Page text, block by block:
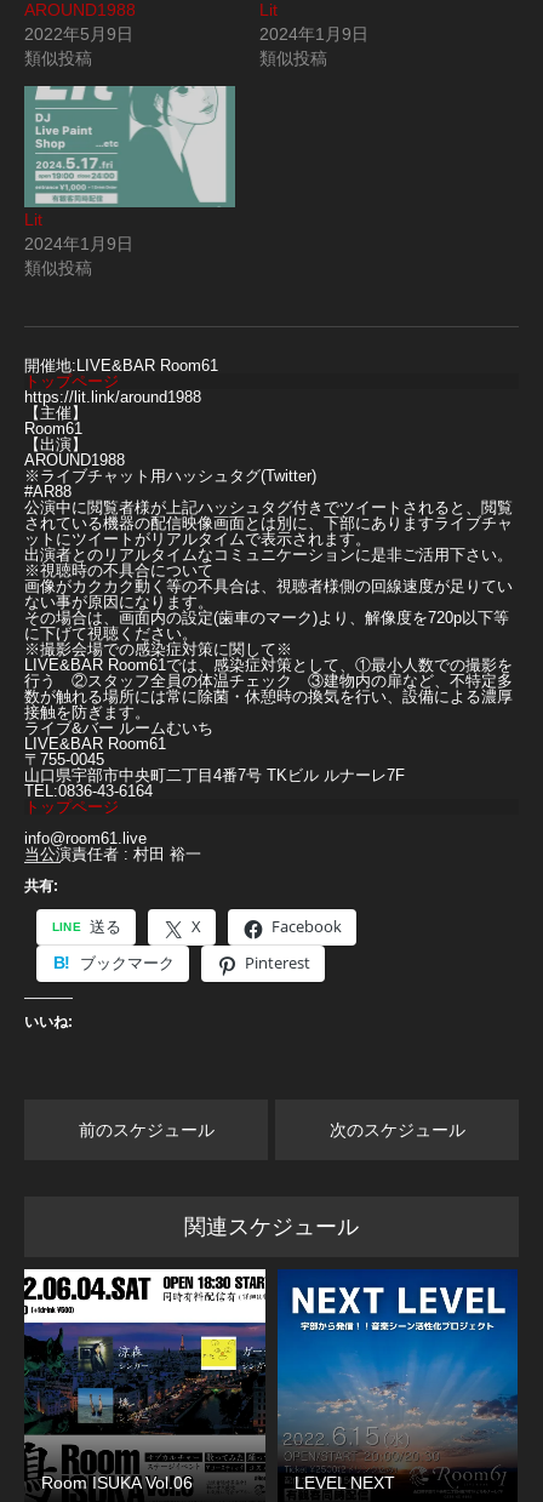
AROUND1988
2022年5月9日
類似投稿
Lit
2024年1月9日
類似投稿
Lit
2024年1月9日
類似投稿
開催地:LIVE&BAR Room61
トップページ
https://lit.link/around1988
【主催】
Room61
【出演】
AROUND1988
※ライブチャット用ハッシュタグ(Twitter)
#AR88
公演中に閲覧者様が上記ハッシュタグ付きでツイートされると、閲覧
されている機器の配信映像画面とは別に、下部にありますライブチャ
ットにツイートがリアルタイムで表示されます。
出演者とのリアルタイムなコミュニケーションに是非ご活用下さい。
※視聴時の不具合について
画像がカクカク動く等の不具合は、視聴者様側の回線速度が足りてい
ない事が原因になります。
その場合は、画面内の設定(歯車のマーク)より、解像度を720p以下等
に下げて視聴ください。
※撮影会場での感染症対策に関して※
LIVE&BAR Room61では、感染症対策として、①最小人数での撮影を
行う ②スタッフ全員の体温チェック ③建物内の扉など、不特定多
数が触れる場所には常に除菌・休憩時の換気を行い、設備による濃厚
接触を防ぎます。
ライブ&バー ルームむいち
LIVE&BAR Room61
〒755-0045
山口県宇部市中央町二丁目4番7号 TKビル ルナーレ7F
TEL:0836-43-6164
トップページ
info@room61.live
当公演責任者 : 村田 裕一
共有:
送る X
Facebook
ブックマーク
Pinterest
いいね:
前のスケジュール 次のスケジュール
関連スケジュール
Room ISUKA Vol.06 LEVEL NEXT